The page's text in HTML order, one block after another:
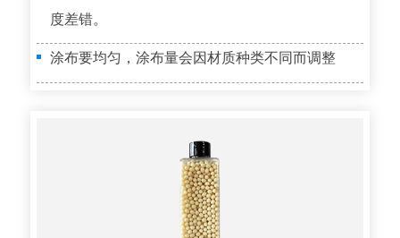
度差错。
涂布要均匀，涂布量会因材质种类不同而调整